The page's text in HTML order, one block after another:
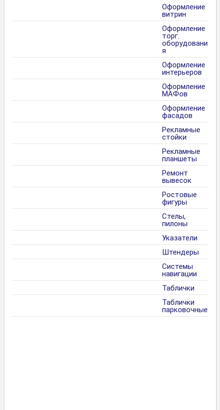
Оформление
витрин
Оформление
торг.
оборудовани
я
Оформление
интерьеров
Оформление
МАФов
Оформление
фасадов
Рекламные
стойки
Рекламные
планшеты
Ремонт
вывесок
Ростовые
фигуры
Стелы,
пилоны
Указатели
Штендеры
Системы
навигации
Таблички
Таблички
парковочные